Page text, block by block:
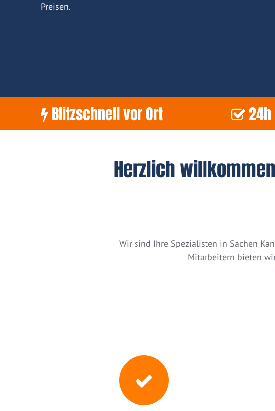
Preisen.
Blitzschnell vor Ort 24h
Herzlich
Wir sind Ihre Spezialisten in Sachen
Mitarbeitern bieten